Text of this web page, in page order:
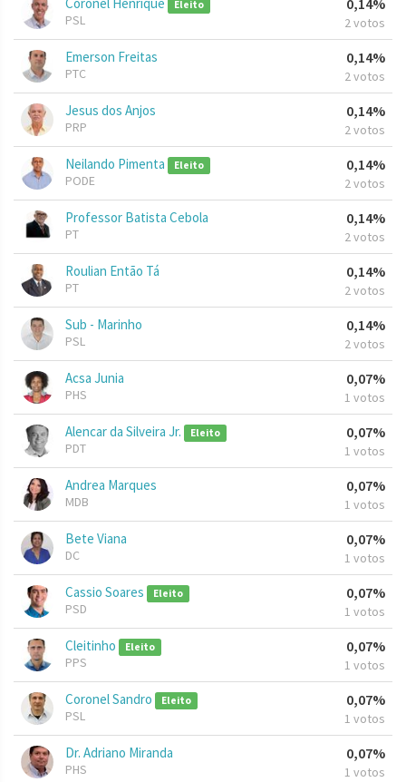
Eleito
PSL
0,14%
2 votos
Emerson Freitas
PTC
0,14%
2 votos
Jesus dos Anjos
PRP
0,14%
2 votos
Neilando Pimenta Eleito
PODE
0,14%
2 votos
Professor Batista Cebola
PT
0,14%
2 votos
Roulian Então Tá
PT
0,14%
2 votos
Sub - Marinho
PSL
0,14%
2 votos
Acsa Junia
PHS
0,07%
1 votos
Alencar da Silveira Jr. Eleito
PDT
0,07%
1 votos
Andrea Marques
MDB
0,07%
1 votos
Bete Viana
DC
0,07%
1 votos
Cassio Soares Eleito
PSD
0,07%
1 votos
Cleitinho Eleito
PPS
0,07%
1 votos
Coronel Sandro Eleito
PSL
0,07%
1 votos
Dr. Adriano Miranda
PHS
0,07%
1 votos